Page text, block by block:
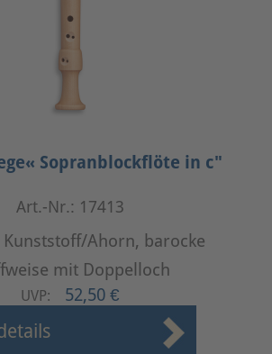
Sopranblockflöte in c"
Art.-Nr.: 17413
Kunststoff/Ahorn, barocke
mit Doppelloch
UVP: 52,50 €